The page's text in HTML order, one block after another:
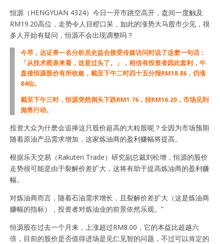
恒源（HENGYUAN 4324）今日一开市跳空高开，盘间一度触及
RM19.20高位，走势令人目瞪口呆，如此的涨势大马股市少见，很
多人开始有疑问，恒源不会出现调整吗？
今早，达证券一名分析员史益合接受传媒访问时说了这麽一句话：
「从技术图表来看，这是过头了。」，相信有投资者因此套利，午
盘後恒源股价有所收敛，截至下午二时四十五分报RM18.86，仍涨
84仙。
截至下午三时，恒源突然倒头下跌RM1.76，挂RM16.20，市场见到
抛售行动。
投资大众为什麽会追捧这只股价超高的大粒股呢？全因为市场预期
随着原油产品需求增加，这家炼油商的盈利赚幅将提高。
根据乐天交易（Rakuten Trade）研究副总裁刘松增，恒源的股价
走势很可能是由于裂解价差扩大，这将有助于提高炼油商的盈利赚
幅。
对炼油商而言，随着石油需求增长，且裂解价差扩大（这是炼油商
赚幅的指标），投资者对炼油业的前景依然乐观。”
恒源股在过去一个月来，上涨超过RM8.00，它的本益比超越六
倍，目前的股价是否值得进场是见仁见智的问题，不过可以肯定的